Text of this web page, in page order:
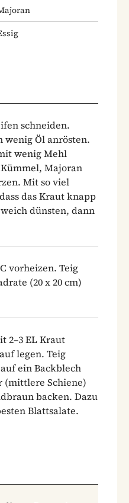
schneiden.
wenig Öl anrösten.
wenig Mehl
Majoran
Mit so viel
das Kraut knapp
dünsten, dann
vorheizen. Teig
(20 x 20 cm)
2–3 EL Kraut
legen. Teig
ein Backblech
(mittlere Schiene)
backen. Dazu
Blattsalate.